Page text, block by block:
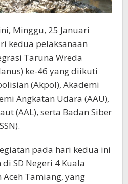
Minggu, 25 Januari
kedua pelaksanaan
Taruna Wreda
ke-46 yang diikuti
(Akpol), Akademi
Angkatan Udara (AAU),
(AAL), serta Badan Siber
pada hari kedua ini
SD Negeri 4 Kuala
Tamiang, yang